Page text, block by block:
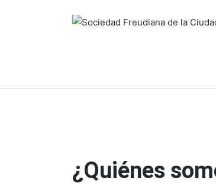
¿Quiénes